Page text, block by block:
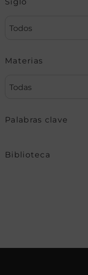
Todos
Materias
Todas
Palabras clave
Biblioteca